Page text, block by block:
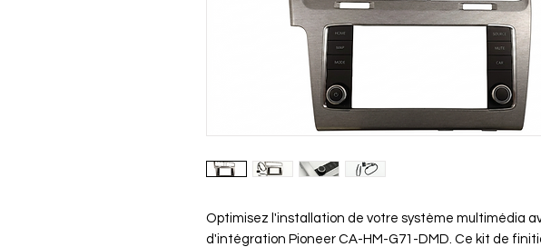
Optimisez l'installation de votre système multimédia
d'intégration Pioneer CA-HM-G71-DMD. Ce kit de